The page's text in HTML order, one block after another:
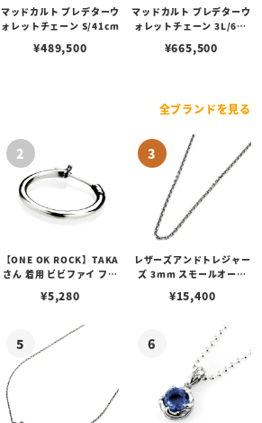
マッドカルト プレデターウ
ォレットチェーン S/41cm
¥489,500
マッドカルト プレデターウ
ォレットチェーン 3L/60c
¥665,500
全ブランドを見る
【ONE OK ROCK】TAKA
さん 着用 ビビファイ フー
¥5,280
レザーズアンドトレジャー
ズ 3mm スモールオーバ
ブスタークラスプ＆LTロ
¥15,400